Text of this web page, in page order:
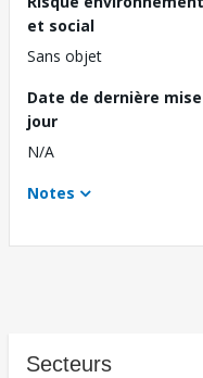
et social
Sans objet
Date de dernière
jour
N/A
Notes
Secteurs